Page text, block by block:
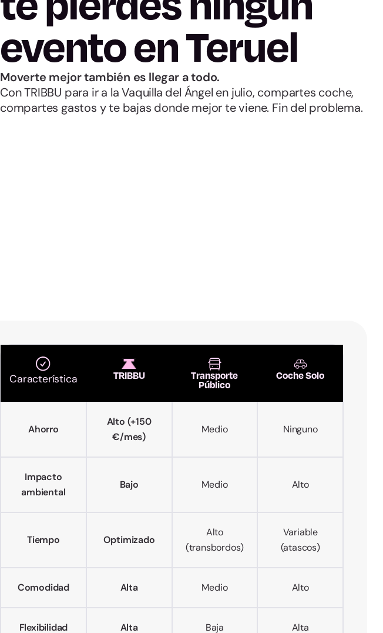
evento en Teruel
Moverte mejor también es llegar a todo.
Con TRIBBU para ir a la Vaquilla del Ángel en julio, compartes coche,
compartes gastos y te bajas donde mejor te viene. Fin del problema.
Característica TRIBBU Transporte
Público
Coche Solo
Ahorro
Alto (+150
€/mes)
Medio Ninguno
Impacto
ambiental
Bajo Medio Alto
Tiempo Optimizado
Alto
(transbordos)
Variable
(atascos)
Comodidad Alta Medio Alto
Flexibilidad Alta Baja Alta